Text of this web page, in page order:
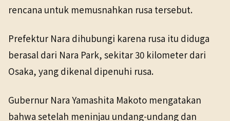
rencana untuk memusnahkan rusa tersebut.
Prefektur Nara dihubungi karena rusa itu diduga
berasal dari Nara Park, sekitar 30 kilometer dari
Osaka, yang dikenal dipenuhi rusa.
Gubernur Nara Yamashita Makoto mengatakan
bahwa setelah meninjau undang-undang dan